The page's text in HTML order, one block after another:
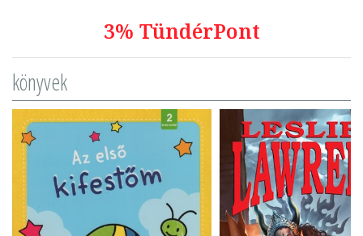
3% TündérPont
könyvek